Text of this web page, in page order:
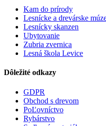
Kam do prírody
Lesnícke a drevárske
Lesnícky skanzen
Ubytovanie
Zubria zvernica
Lesná škola Levice
Dôležité odkazy
GDPR
Obchod s drevom
PoĽovníctvo
Rybárstvo